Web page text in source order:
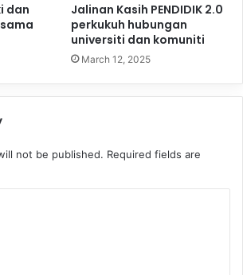
dan
Jalinan Kasih PENDIDIK 2.0
perkukuh hubungan
universiti dan komuniti
March 12, 2025
not be published. Required fields are